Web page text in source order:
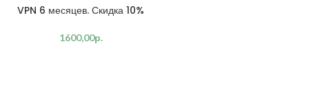
VPN 6 месяцев. Скидка 10%
1600,00р.